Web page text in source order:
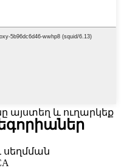
այստեղ և ուղարկեք